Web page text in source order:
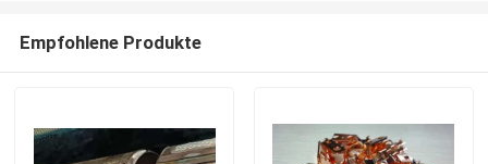
Empfohlene Produkte